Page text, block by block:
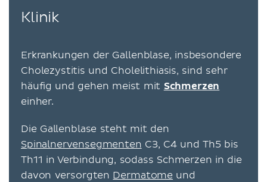
Klinik
Erkrankungen der Gallenblase, insbesondere
Cholezystitis und Cholelithiasis, sind sehr
häufig und gehen meist mit Schmerzen
einher.
Die Gallenblase steht mit den
Spinalnervensegmenten C3, C4 und Th5 bis
Th11 in Verbindung, sodass Schmerzen in die
davon versorgten Dermatome und